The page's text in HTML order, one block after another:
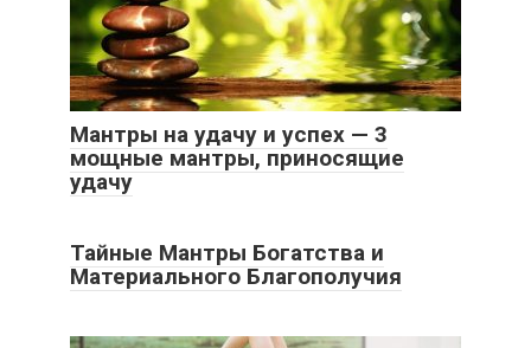
Мантры на удачу и успех — 3
мощные мантры, приносящие
удачу
Тайные Мантры Богатства и
Материального Благополучия